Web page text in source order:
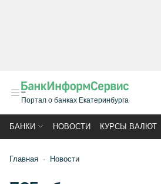
Портал о банках Екатеринбурга
БАНКИ НОВОСТИ КУРСЫ ВАЛЮТ
Главная Новости